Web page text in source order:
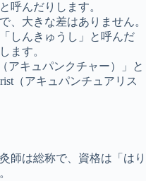
呼んだりします。
、大きな差はありません。
しんきゅうし」と呼んだ
ます。
アキュパンクチャー）」と
（アキュパンチュアリス
師は総称で、資格は「はり